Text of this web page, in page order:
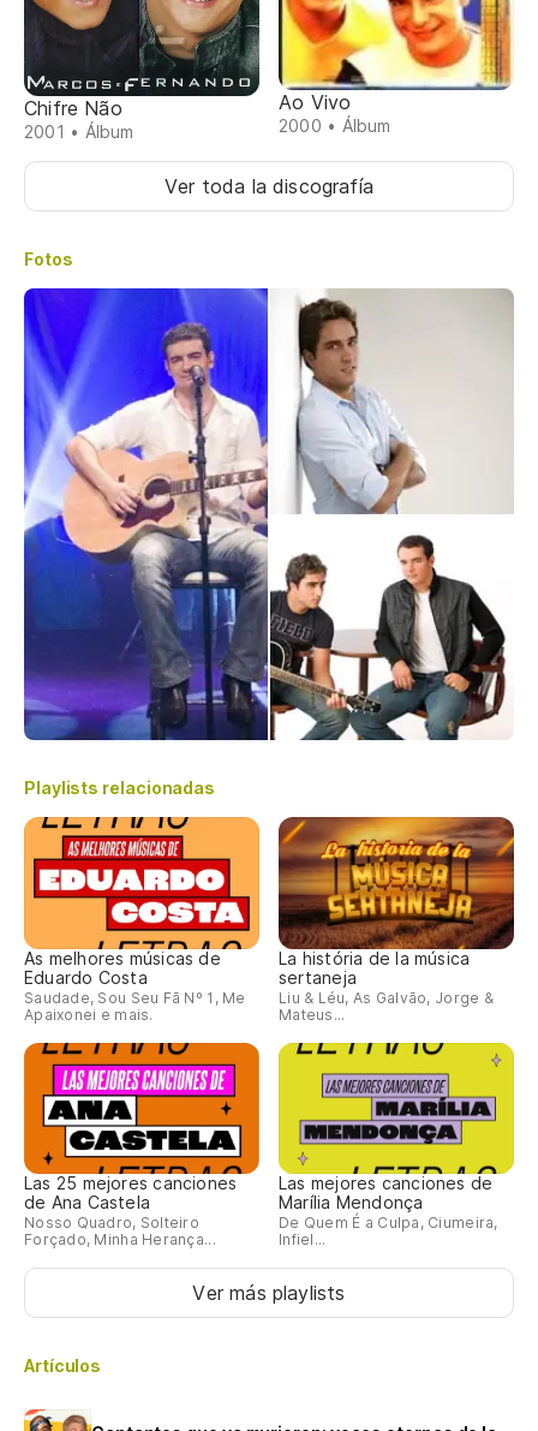
Chifre Não
2001 • Álbum
Ao Vivo
2000 • Álbum
Ver toda la discografía
Fotos
Playlists relacionadas
As melhores músicas de
Eduardo Costa
Saudade, Sou Seu Fã Nº 1, Me
Apaixonei e mais.
La história de la música
sertaneja
Liu & Léu, As Galvão, Jorge &
Mateus...
Las 25 mejores canciones
de Ana Castela
Nosso Quadro, Solteiro
Forçado, Minha Herança...
Las mejores canciones de
Marília Mendonça
De Quem É a Culpa, Ciumeira,
Infiel...
Ver más playlists
Artículos